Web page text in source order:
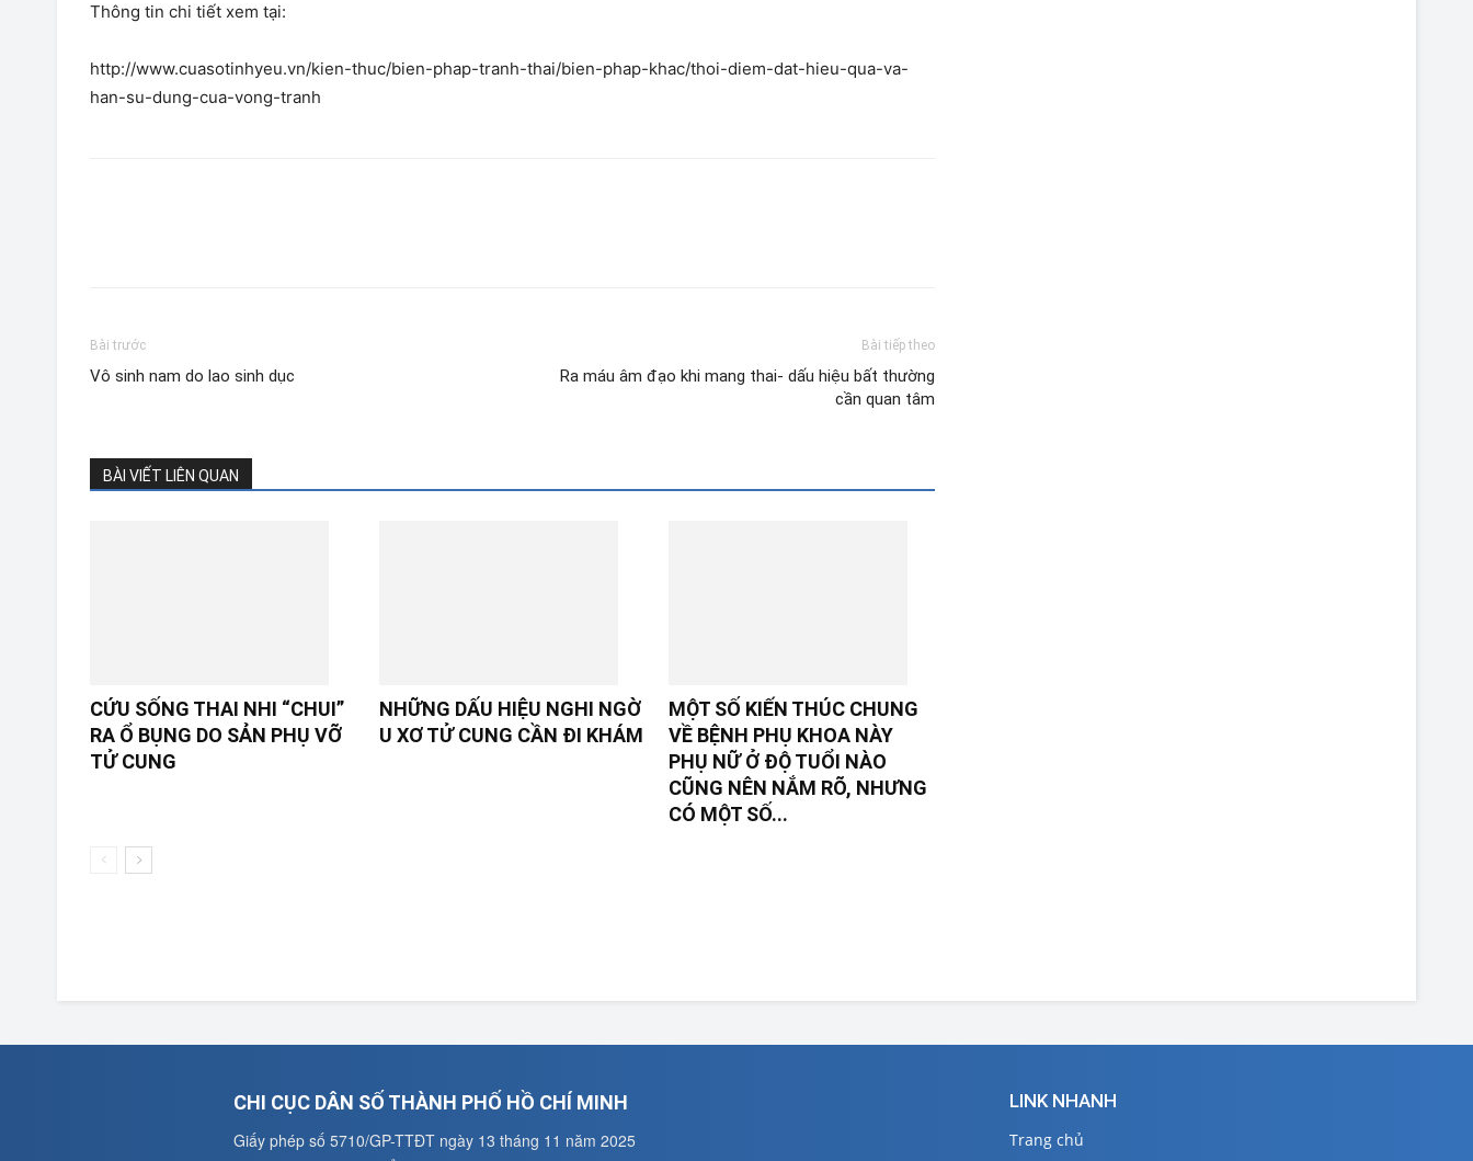
Thông tin chi tiết xem tại:
http://www.cuasotinhyeu.vn/kien-thuc/bien-phap-tranh-thai/bien-phap-khac/thoi-diem-dat-hieu-qua-va-
han-su-dung-cua-vong-tranh
Bài trước
Vô sinh nam do lao sinh dục
Bài tiếp theo
Ra máu âm đạo khi mang thai- dấu hiệu bất thường
cần quan tâm
BÀI VIẾT LIÊN QUAN
CỨU SỐNG THAI NHI “CHUI”
RA Ổ BỤNG DO SẢN PHỤ VỠ
TỬ CUNG
NHỮNG DẤU HIỆU NGHI NGỜ
U XƠ TỬ CUNG CẦN ĐI KHÁM
MỘT SỐ KIẾN THÚC CHUNG
VỀ BỆNH PHỤ KHOA NÀY
PHỤ NỮ Ở ĐỘ TUỔI NÀO
CŨNG NÊN NẮM RÕ, NHƯNG
CÓ MỘT SỐ...
CHI CỤC DÂN SỐ THÀNH PHỐ HỒ CHÍ MINH
Giấy phép số 5710/GP-TTĐT ngày 13 tháng 11 năm 2025
LINK NHANH
Trang chủ